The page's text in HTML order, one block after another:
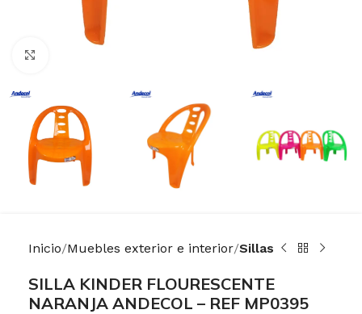
Inicio Muebles exterior e interior Sillas
SILLA KINDER FLOURESCENTE
NARANJA ANDECOL – REF MP0395